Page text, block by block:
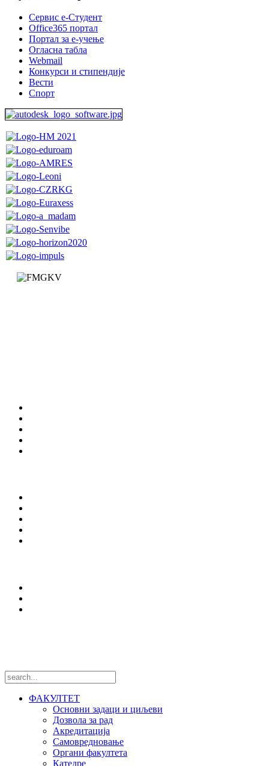
Сервис е-Студент
Office365 портал
Портал за е-учење
Огласна табла
Webmail
Конкурси и стипендије
Вести
Спорт
ФАКУЛТЕТ
Основни задаци и циљеви
Дозвола за рад
Акредитација
Самовредновање
Органи факултета
Катедре